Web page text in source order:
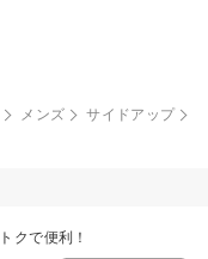
メンズ
サイドアップ
クで便利！